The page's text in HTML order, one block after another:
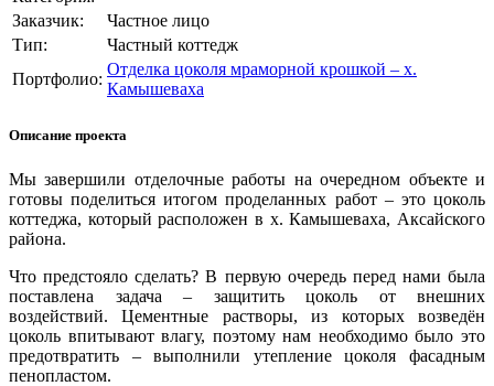
Заказчик:
Частное лицо
Тип:
Частный коттедж
Портфолио:
Отделка цоколя мраморной крошкой – х.
Камышеваха
Описание проекта
Мы завершили отделочные работы на очередном объекте и
готовы поделиться итогом проделанных работ – это цоколь
коттеджа, который расположен в х. Камышеваха, Аксайского
района.
Что предстояло сделать? В первую очередь перед нами была
поставлена задача – защитить цоколь от внешних
воздействий. Цементные растворы, из которых возведён
цоколь впитывают влагу, поэтому нам необходимо было это
предотвратить – выполнили утепление цоколя фасадным
пенопластом.